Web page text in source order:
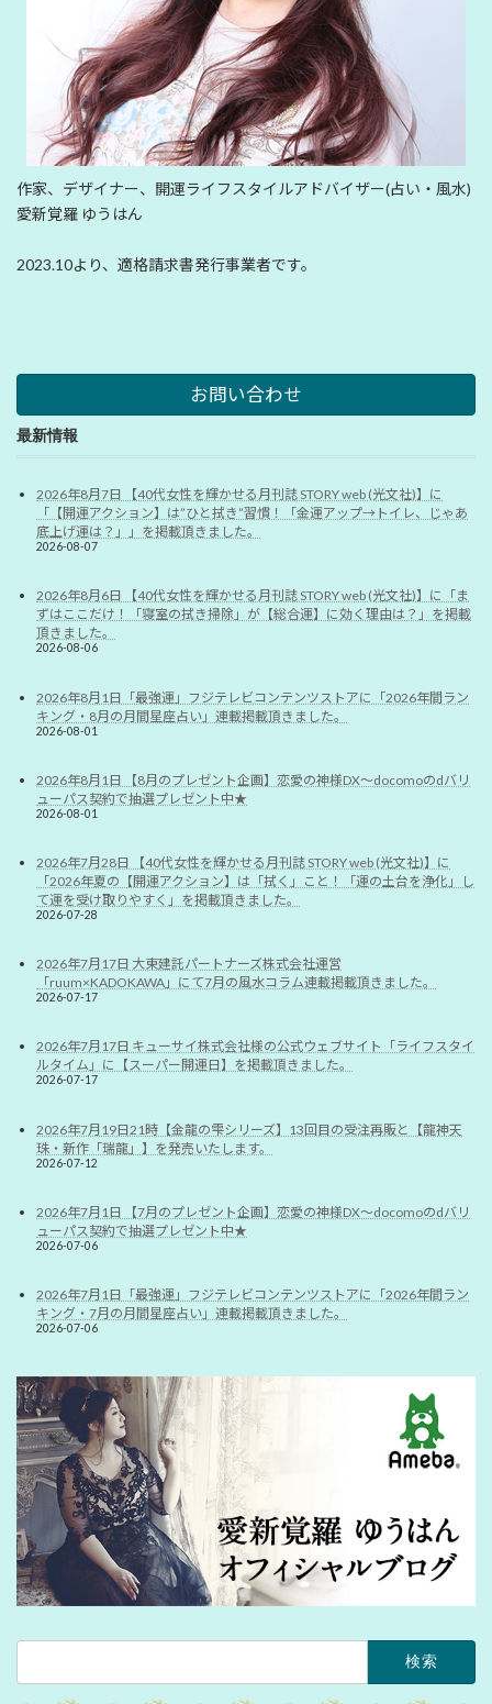
作家、デザイナー、開運ライフスタイルアドバイザー(占い・風水)
愛新覚羅 ゆうはん
2023.10より、適格請求書発行事業者です。
お問い合わせ
最新情報
2026年8月7日 【40代女性を輝かせる月刊誌 STORY web (光文社)】に
「【開運アクション】は”ひと拭き”習慣！「金運アップ→トイレ、じゃあ
底上げ運は？」」を掲載頂きました。
2026-08-07
2026年8月6日 【40代女性を輝かせる月刊誌 STORY web (光文社)】に「ま
ずはここだけ！「寝室の拭き掃除」が【総合運】に効く理由は？」を掲載
頂きました。
2026-08-06
2026年8月1日「最強運」フジテレビコンテンツストアに「2026年間ラン
キング・8月の月間星座占い」連載掲載頂きました。
2026-08-01
2026年8月1日 【8月のプレゼント企画】恋愛の神様DX〜docomoのdバリ
ューパス契約で抽選プレゼント中★
2026-08-01
2026年7月28日 【40代女性を輝かせる月刊誌 STORY web (光文社)】に
「2026年夏の【開運アクション】は「拭く」こと！「運の土台を浄化」し
て運を受け取りやすく」を掲載頂きました。
2026-07-28
2026年7月17日 大東建託パートナーズ株式会社運営
「ruum×KADOKAWA」にて7月の風水コラム連載掲載頂きました。
2026-07-17
2026年7月17日 キューサイ株式会社様の公式ウェブサイト「ライフスタイ
ルタイム」に【スーパー開運日】を掲載頂きました。
2026-07-17
2026年7月19日21時【金龍の雫シリーズ】13回目の受注再販と【龍神天
珠・新作「瑞龍」】を発売いたします。
2026-07-12
2026年7月1日 【7月のプレゼント企画】恋愛の神様DX〜docomoのdバリ
ューパス契約で抽選プレゼント中★
2026-07-06
2026年7月1日「最強運」フジテレビコンテンツストアに「2026年間ラン
キング・7月の月間星座占い」連載掲載頂きました。
2026-07-06